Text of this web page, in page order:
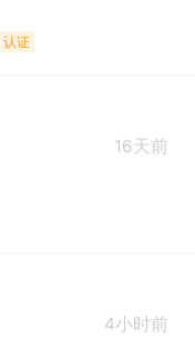
认证
16天前
4小时前